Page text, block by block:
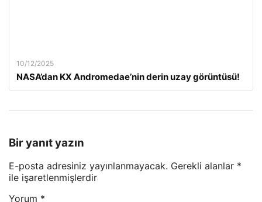
10/12/2025
NASA’dan KX Andromedae’nin derin uzay görüntüsü!
Bir yanıt yazın
E-posta adresiniz yayınlanmayacak. Gerekli alanlar *
ile işaretlenmişlerdir
Yorum *